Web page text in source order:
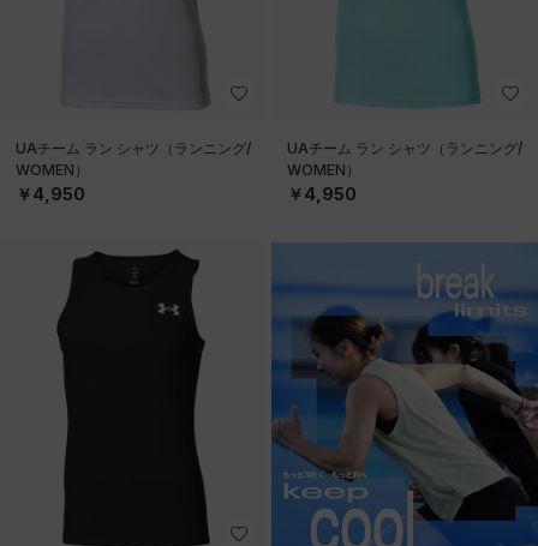
UAチーム ラン シャツ（ランニング/
WOMEN）
￥4,950
UAチーム ラン シャツ（ランニング/
WOMEN）
￥4,950